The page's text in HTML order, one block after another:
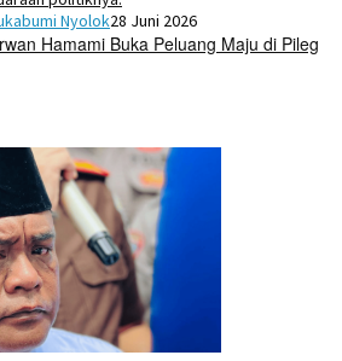
Nyolok28 Juni 2026
Hamami Buka Peluang Maju di Pileg